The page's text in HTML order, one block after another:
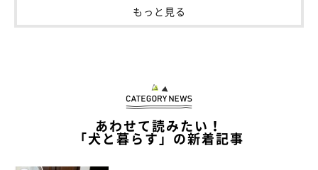
もっと見る
あわせて読みたい！
「犬と暮らす」の新着記事